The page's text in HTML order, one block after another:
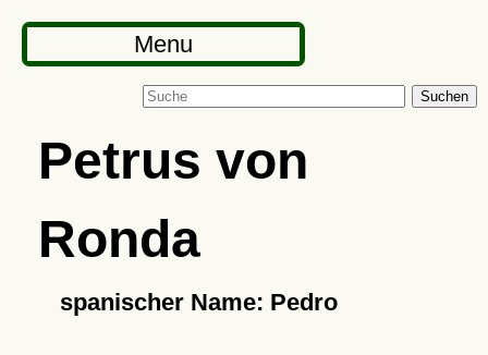
Menu
Suchen
Petrus von
Ronda
spanischer Name: Pedro